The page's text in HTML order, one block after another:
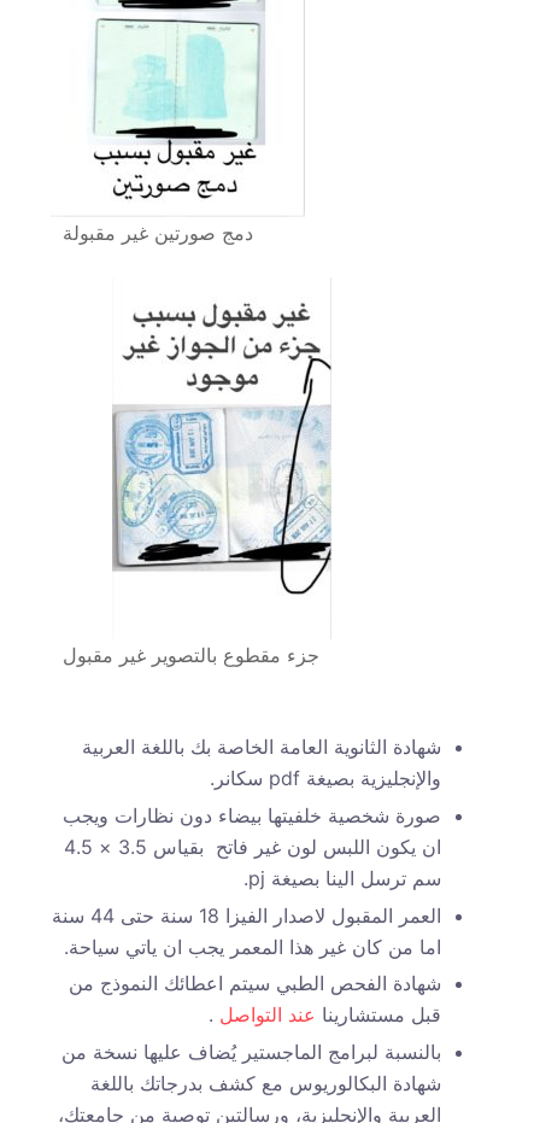
دمج صورتين غير مقبولة
جزء مقطوع بالتصوير غير مقبول
شهادة الثانوية العامة الخاصة بك باللغة العربية
والإنجليزية بصيغة pdf سكانر.
صورة شخصية خلفيتها بيضاء دون نظارات ويجب
ان يكون اللبس لون غير فاتح بقياس 3.5 × 4.5
سم ترسل الينا بصيغة pj.
العمر المقبول لاصدار الفيزا 18 سنة حتى 44 سنة
اما من كان غير هذا المعمر يجب ان ياتي سياحة.
شهادة الفحص الطبي سيتم اعطائك النموذج من
قبل مستشارينا عند التواصل .
بالنسبة لبرامج الماجستير يُضاف عليها نسخة من
شهادة البكالوريوس مع كشف بدرجاتك باللغة
العربية والإنجليزية، ورسالتين توصية من جامعتك،